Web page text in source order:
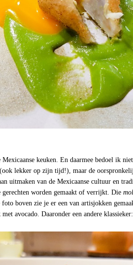
keuken. En daarmee bedoel ik
(ook lekker op zijn tijd!), maar de
uitmaken van de Mexicaanse cultuur en
gerechten worden gemaakt of verrijkt. Die
boven zie je er een van artisjokken
avocado. Daaronder een andere